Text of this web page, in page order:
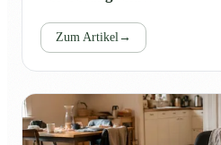
Zum Artikel→